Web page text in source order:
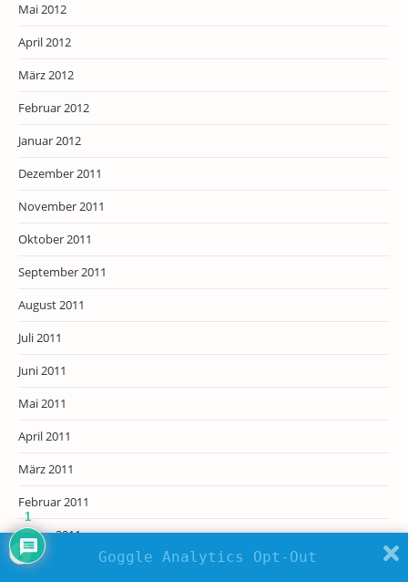
Mai 2012
April 2012
März 2012
Februar 2012
Januar 2012
Dezember 2011
November 2011
Oktober 2011
September 2011
August 2011
Juli 2011
Juni 2011
Mai 2011
April 2011
März 2011
Februar 2011
Januar 2011
Dezember 2010
Goggle Analytics Opt-Out
1